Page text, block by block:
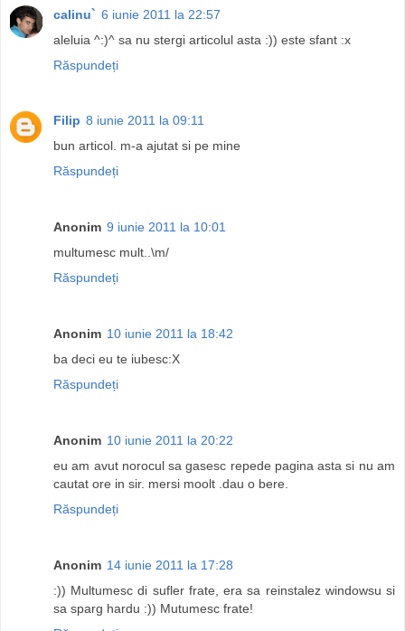
calinu` 6 iunie 2011 la 22:57
aleluia ^:)^ sa nu stergi articolul asta :)) este sfant :x
Răspundeți
Filip 8 iunie 2011 la 09:11
bun articol. m-a ajutat si pe mine
Răspundeți
Anonim 9 iunie 2011 la 10:01
multumesc mult..\m/
Răspundeți
Anonim 10 iunie 2011 la 18:42
ba deci eu te iubesc:X
Răspundeți
Anonim 10 iunie 2011 la 20:22
eu am avut norocul sa gasesc repede pagina asta si nu am
cautat ore in sir. mersi moolt .dau o bere.
Răspundeți
Anonim 14 iunie 2011 la 17:28
:)) Multumesc di sufler frate, era sa reinstalez windowsu si
sa sparg hardu :)) Mutumesc frate!